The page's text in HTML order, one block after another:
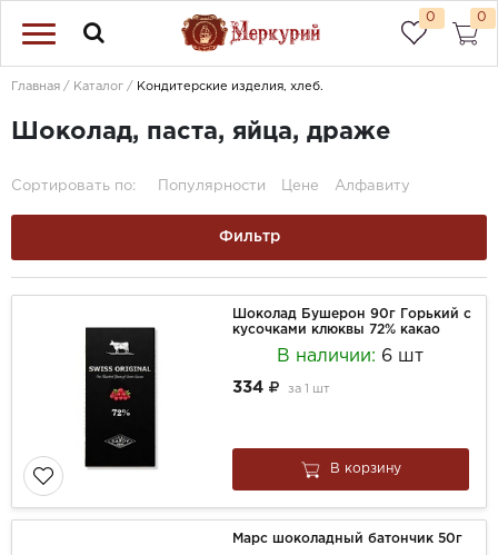
0 0
Главная Каталог Кондитерские изделия, хлеб.
Шоколад, паста, яйца, драже
Сортировать по: Популярности Цене Алфавиту
Фильтр
Шоколад Бушерон 90г Горький с
кусочками клюквы 72% какао
В наличии: 6 шт
334 за 1 шт
В корзину
Марс шоколадный батончик 50г